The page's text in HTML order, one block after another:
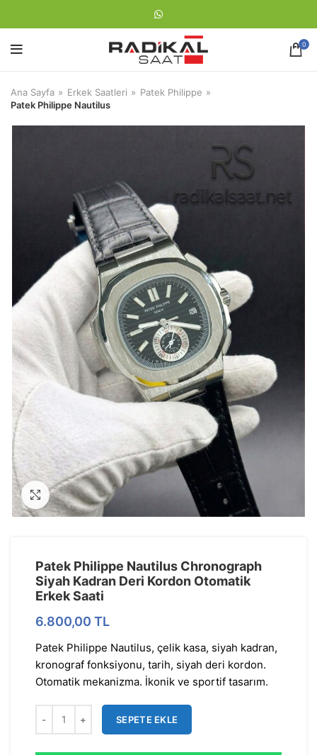
0
Ana Sayfa Erkek Saatleri
Patek Philippe
Patek Philippe Nautilus
Görseli Büyütün
Patek Philippe Nautilus Chronograph
Siyah Kadran Deri Kordon Otomatik
Erkek Saati
6.800,00 TL
Patek Philippe Nautilus, çelik kasa, siyah kadran,
kronograf fonksiyonu, tarih, siyah deri kordon.
Otomatik mekanizma. İkonik ve sportif tasarım.
SEPETE EKLE